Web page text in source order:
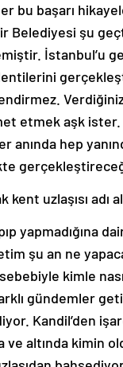
bu başarı
şu
İstanbul’u
etmek aşk
anında hep
uzlaşısı adı
yapmadığına
şu an ne
kimle
gündemler
Kandil’den
altında kimin